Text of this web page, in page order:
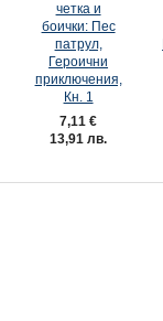
четка и
боички: Пес
патрул,
Героични
приключения,
Кн. 1
7,11 €
13,91 лв.